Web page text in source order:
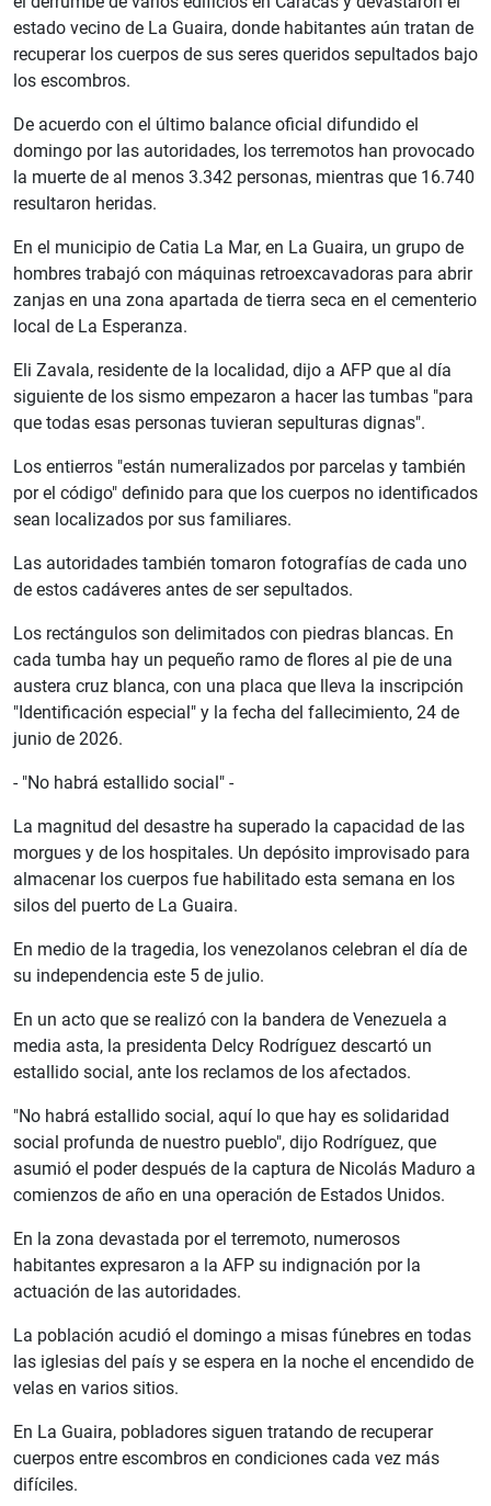
estado vecino de La Guaira, donde habitantes aún tratan de
recuperar los cuerpos de sus seres queridos sepultados bajo
los escombros.
De acuerdo con el último balance oficial difundido el
domingo por las autoridades, los terremotos han provocado
la muerte de al menos 3.342 personas, mientras que 16.740
resultaron heridas.
En el municipio de Catia La Mar, en La Guaira, un grupo de
hombres trabajó con máquinas retroexcavadoras para abrir
zanjas en una zona apartada de tierra seca en el cementerio
local de La Esperanza.
Eli Zavala, residente de la localidad, dijo a AFP que al día
siguiente de los sismo empezaron a hacer las tumbas "para
que todas esas personas tuvieran sepulturas dignas".
Los entierros "están numeralizados por parcelas y también
por el código" definido para que los cuerpos no identificados
sean localizados por sus familiares.
Las autoridades también tomaron fotografías de cada uno
de estos cadáveres antes de ser sepultados.
Los rectángulos son delimitados con piedras blancas. En
cada tumba hay un pequeño ramo de flores al pie de una
austera cruz blanca, con una placa que lleva la inscripción
"Identificación especial" y la fecha del fallecimiento, 24 de
junio de 2026.
- "No habrá estallido social" -
La magnitud del desastre ha superado la capacidad de las
morgues y de los hospitales. Un depósito improvisado para
almacenar los cuerpos fue habilitado esta semana en los
silos del puerto de La Guaira.
En medio de la tragedia, los venezolanos celebran el día de
su independencia este 5 de julio.
En un acto que se realizó con la bandera de Venezuela a
media asta, la presidenta Delcy Rodríguez descartó un
estallido social, ante los reclamos de los afectados.
"No habrá estallido social, aquí lo que hay es solidaridad
social profunda de nuestro pueblo", dijo Rodríguez, que
asumió el poder después de la captura de Nicolás Maduro a
comienzos de año en una operación de Estados Unidos.
En la zona devastada por el terremoto, numerosos
habitantes expresaron a la AFP su indignación por la
actuación de las autoridades.
La población acudió el domingo a misas fúnebres en todas
las iglesias del país y se espera en la noche el encendido de
velas en varios sitios.
En La Guaira, pobladores siguen tratando de recuperar
cuerpos entre escombros en condiciones cada vez más
difíciles.